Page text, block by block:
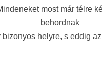
most már télre
behordnak
bizonyos helyre, s eddig